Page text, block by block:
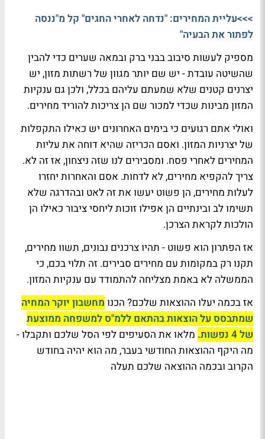
>>>עליית המחירים: "נדחה לאחרי החגים" קל מ"ננסה
לפתור את הבעיה"
מספיק לעשות סיבוב בבני ברק ובמאה שערים כדי להבין
שהשיטה עובדת - יש שם יותר מגוון של רשתות מזון, יש
יצרנים קטנים שלא שמעתם עליהם בכלל, ולכן גם ענקיות
המזון מבינות שכדי למכור שם הן צריכות להוריד מחירים.
ואולי אתם רגועים כי בימים האחרונים יש כאילו התקפלות
של יצרניות המזון. ואסם הכריזה שהיא דוחה את עליות
המחירים לאחרי פסח. ומסבירים לנו שזה ניצחון, אז זה לא.
צריך להקפיא מחירים, לא לדחות. אסם והאחרות יחזרו
לעלות מחירים, הן פשוט יעשו את זה לאט ובהדרגה שלא
תשימו לב ובינתיים הן אפילו זוכות ליחסי ציבור כאילו הן
הולכות לקראת הצרכן.
אז הפתרון הוא פשוט - תהיו צרכנים נבונים, תשוו מחירים,
תקנו רק במקומות עם מחירים סבירים. זה תלוי בכם, כי
הממשלה לא באמת מצליחה להתמודד עם ענקיות המזון.
אז בכמה יעלו ההוצאות שלכם? הכנו מחשבון יוקר המחיה
שמתבסס על הוצאות בהתאם ללמ"ס למשפחה ממוצעת
של 4 נפשות.
מלאו את הסעיפים לפי הסל שלכם ותקבלו -
מה היקף ההוצאות החודשי בעבר, מה הוא יהיה בחודש
הקרוב ובכמה ההוצאה שלכם תעלה